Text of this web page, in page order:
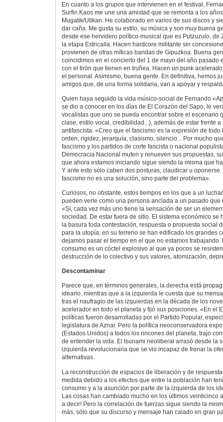
En cuanto a los grupos que intervienen en el festival,
Surfin Kaos me une una amistad que se remonta a los
Mugatik/Utikan. He colaborado en varios de sus discos y
dar caña. Me gusta su estilo, su música y son muy buena
desde ese hervidero político-musical que es Putzuzulo, de
la etapa Estricalla. Hacen hardcore militante sin
provienen de otras míticas bandas de Gipuzkoa. Buena
coincidimos en el concierto del 1 de mayo del año pasado
con el tirón que tienen en Iruñea. Hacen un punk
el personal. Asimismo, buena gente. En definitiva, hemos
amigos que, de una forma solidaria, van a apoyar y
Quien haya seguido la vida músico-social de Fernando
se dio a conocer en los días de El Corazón del Sapo, le
vocalistas que uno se pueda encontrar sobre el escenario
clase, estilo vocal, credibilidad...), además de estar frente
antifascista. «Creo que el fascismo es la expresión de
orden, rigidez, jerarquía, clasismo, silencio... Por mucho
fascismo y los partidos de corte fascista o nacional
Democracia Nacional muten y renueven sus propuestas,
que ahora estamos iniciando sigue siendo la misma que
Y ante esto sólo caben dos posturas, claudicar u
fascismo no es una solución, sino parte del problema».
Curiosos, no obstante, estos tiempos en los que a un
pueden verle como una persona anclada a un pasado que
«Sí, cada vez más uno tiene la sensación de ser un
sociedad. De estar fuera de sitio. El sistema económico se
la basura toda contestación, respuesta o propuesta social
para la utopía; en su terreno se han edificado los grandes
dejamos pasar el tiempo en el que no estamos trabajando.
consumo es un cóctel explosivo al que ya pocos se
destrucción de lo colectivo y sus valores, atomización,
Descontaminar
Parece que, en términos generales, la derecha está
ideario, mientras que a la izquierda le cuesta que su
tras el naufragio de las izquierdas en la década de los
acelerador en todo el planeta y fijó sus posiciones. «En el
políticas fueron desarrolladas por el Partido Popular,
legislatura de Aznar. Pero la política neoconservadora
(Estados Unidos) a todos los rincones del planeta, trajo
de entender la vida. El tsunami neoliberal arrasó desde la
izquierda revolucionaria que se vio incapaz de frenar la
alternativas.
La reconstrucción de espacios de liberación y de
medida debido a los efectos que entre la población han
consumo y a la asunción por parte de la izquierda de los
Las cosas han cambiado mucho en los últimos veinticinco
a decir! Pero la correlación de fuerzas sigue siendo la
más, sólo que su discurso y mensaje han calado en gran